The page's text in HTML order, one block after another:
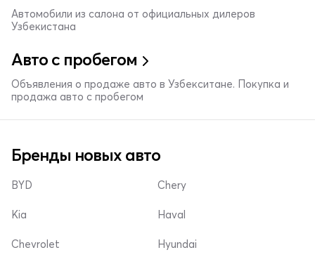
Автомобили из салона от официальных дилеров
Узбекистана
Авто с пробегом
Объявления о продаже авто в Узбекситане. Покупка и
продажа авто с пробегом
Бренды новых авто
BYD
Kia
Chevrolet
Chery
Haval
Hyundai